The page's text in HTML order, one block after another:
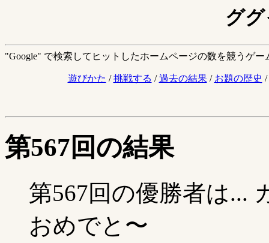
グ
"Google" で検索してヒットしたホームページの数を競うゲー
遊びかた /挑戦する /過去の結果/ お題の歴史 /
第567回の結果
第567回の優勝者は...
おめでと〜